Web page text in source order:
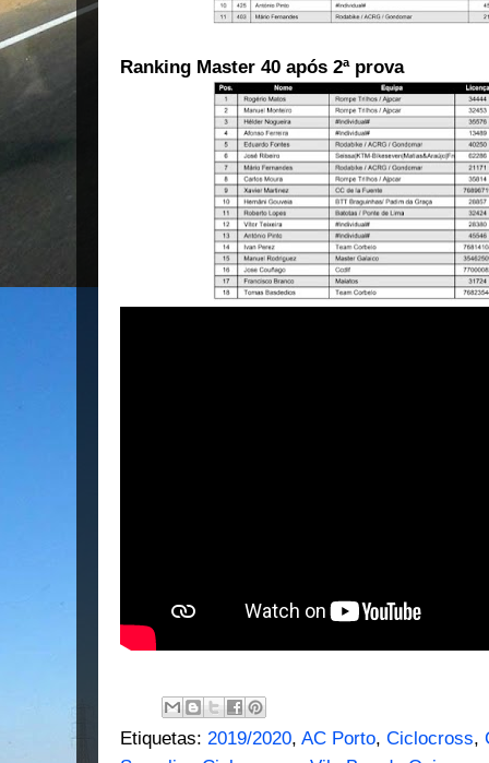
Ranking Master 40 após 2ª prova
Etiquetas: 2019/2020, AC Porto, Ciclocross,